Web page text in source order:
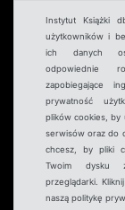
Instytut Książki
użytkowników i
ich danych
odpowiednie
zapobiegające
prywatność
plików cookies, by
serwisów oraz do
chcesz, by pliki
Twoim dysku
przeglądarki.
naszą politykę